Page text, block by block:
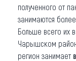
полученного от
занимаются
Больше всего их
Чарышском
регион занимает